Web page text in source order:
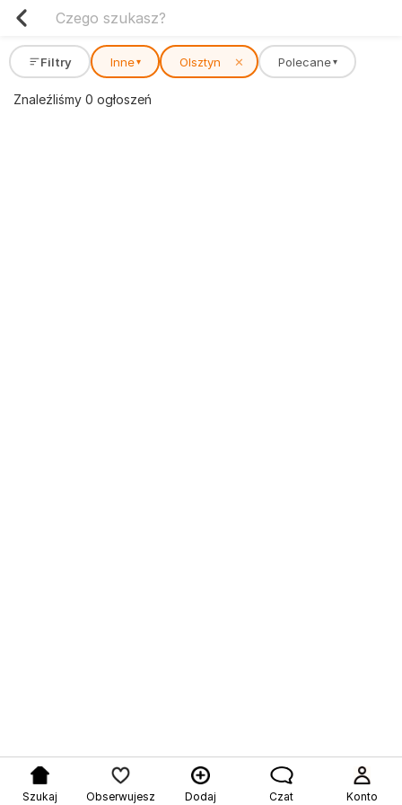
Filtry Inne ▾ Olsztyn ✕ Polecane ▾
Znaleźliśmy 0 ogłoszeń
Szukaj Obserwujesz Dodaj Czat Konto